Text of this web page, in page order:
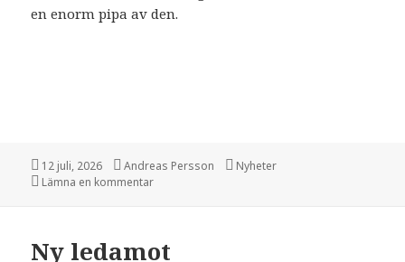
en enorm pipa av den.
Postat
12 juli, 2026 Författare
Andreas Persson Kategorier
Nyheter
Lämna en kommentar
Ny ledamot